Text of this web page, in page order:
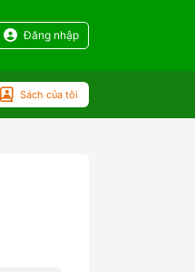
Đăng nhập
Sách của tôi